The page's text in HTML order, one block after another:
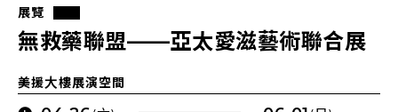
展覽
無救藥聯盟——亞太愛滋藝術聯合展
美援大樓展演空間